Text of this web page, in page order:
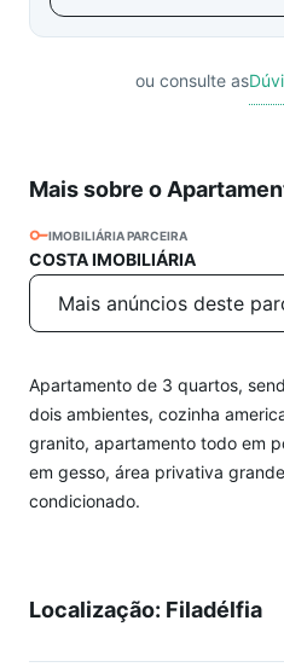
ou consulte as
Mais sobre o
IMOBILIÁRIA PARCEIRA
COSTA IMOBILIÁRIA
Mais anúncios deste
Apartamento de 3 quartos,
dois ambientes, cozinha
granito, apartamento todo em
em gesso, área privativa
condicionado.
Localização: Filadélfia